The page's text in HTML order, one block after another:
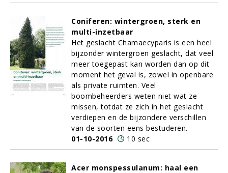
Coniferen: wintergroen, sterk en
multi-inzetbaar
Het geslacht Chamaecyparis is een heel
bijzonder wintergroen geslacht, dat veel
meer toegepast kan worden dan op dit
moment het geval is, zowel in openbare
als private ruimten. Veel
boombeheerders weten niet wat ze
missen, totdat ze zich in het geslacht
verdiepen en de bijzondere verschillen
van de soorten eens bestuderen.
01-10-2016
10 sec
Acer monspessulanum: haal een